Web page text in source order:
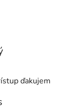
5 z 5 hviezdičiek.
5 z 5 hviezdičiek.
ďakujem